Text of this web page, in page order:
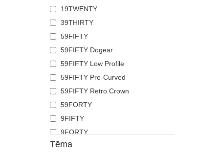
Flamingo
Franču buldogs
Gailis
Galvaskauss
Gepards
Govs
Grifs
Haizivs
Jāņtārpiņš
Jenots
Kaija
19TWENTY
39THIRTY
59FIFTY
59FIFTY Dogear
59FIFTY Low Profile
59FIFTY Pre-Curved
59FIFTY Retro Crown
59FORTY
9FIFTY
9FORTY
9FORTY APEX
Tēma